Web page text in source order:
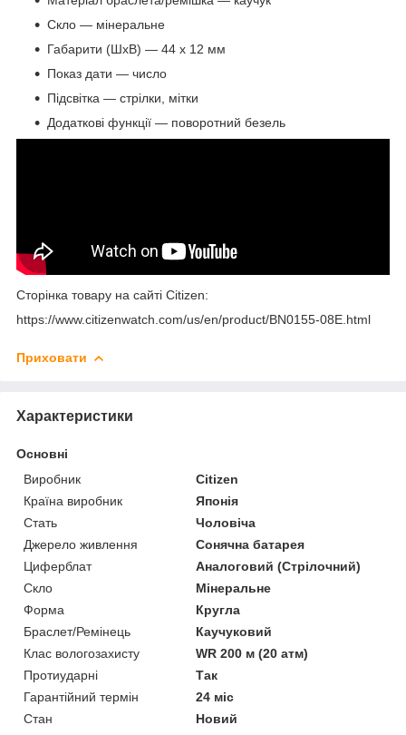
Скло — мінеральне
Габарити (ШхВ) — 44 х 12 мм
Показ дати — число
Підсвітка — стрілки, мітки
Додаткові функції — поворотний безель
Сторінка товару на сайті Citizen:
https://www.citizenwatch.com/us/en/product/BN0155-08E.html
Приховати
Характеристики
Основні
Виробник
Citizen
Країна виробник
Японія
Стать
Чоловіча
Джерело живлення
Сонячна батарея
Циферблат
Аналоговий (Стрілочний)
Скло
Мінеральне
Форма
Кругла
Браслет/Ремінець
Каучуковий
Клас вологозахисту
WR 200 м (20 атм)
Протиударні
Так
Гарантійний термін
24 міс
Стан
Новий